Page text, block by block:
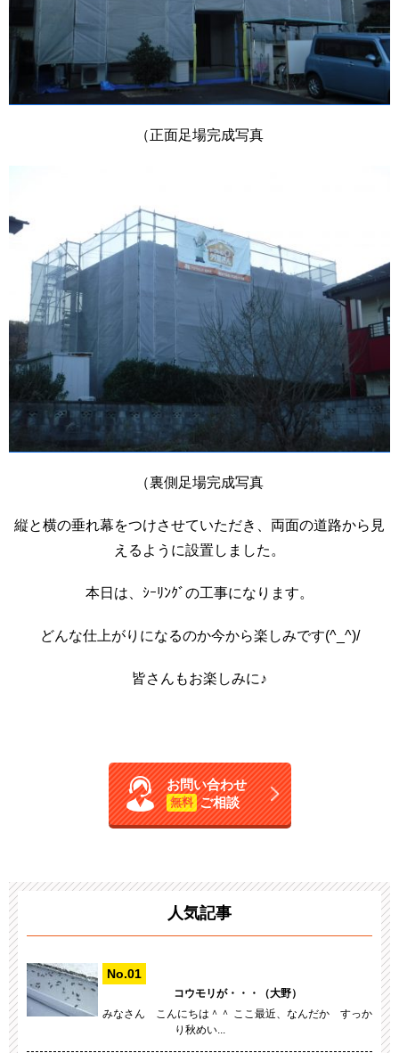
（正面足場完成写真
（裏側足場完成写真
縦と横の垂れ幕をつけさせていただき、両面の道路から見
えるように設置しました。
本日は、ｼｰﾘﾝｸﾞの工事になります。
どんな仕上がりになるのか今から楽しみです(^_^)/
皆さんもお楽しみに♪
お問い合わせ
無料 ご相談
人気記事
コウモリが・・・（大野）
みなさん こんにちは＾＾ ここ最近、なんだか すっか
り秋めい...